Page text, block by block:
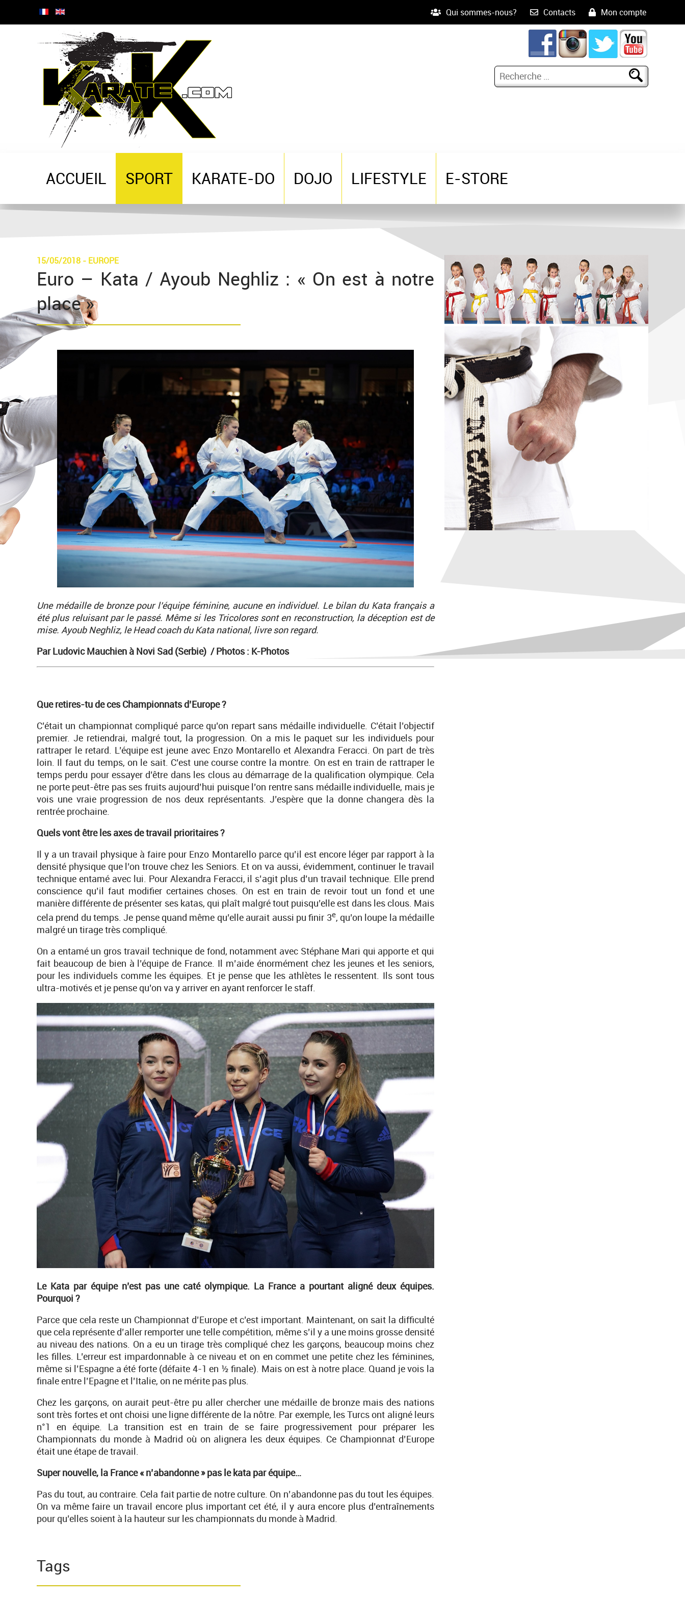
Qui sommes-nous? Contacts Mon compte
ACCUEIL SPORT KARATE-DO DOJO LIFESTYLE E-STORE
15/05/2018 - EUROPE
Euro – Kata / Ayoub Neghliz : « On est à notre
place »
Une médaille de bronze pour l’équipe féminine, aucune en individuel. Le bilan du Kata français a
été plus reluisant par le passé. Même si les Tricolores sont en reconstruction, la déception est de
mise. Ayoub Neghliz, le Head coach du Kata national, livre son regard.
Par Ludovic Mauchien à Novi Sad (Serbie) / Photos : K-Photos
Que retires-tu de ces Championnats d’Europe ?
C’était un championnat compliqué parce qu’on repart sans médaille individuelle. C’était l’objectif
premier. Je retiendrai, malgré tout, la progression. On a mis le paquet sur les individuels pour
rattraper le retard. L’équipe est jeune avec Enzo Montarello et Alexandra Feracci. On part de très
loin. Il faut du temps, on le sait. C’est une course contre la montre. On est en train de rattraper le
temps perdu pour essayer d’être dans les clous au démarrage de la qualification olympique. Cela
ne porte peut-être pas ses fruits aujourd’hui puisque l’on rentre sans médaille individuelle, mais je
vois une vraie progression de nos deux représentants. J’espère que la donne changera dès la
rentrée prochaine.
Quels vont être les axes de travail prioritaires ?
Il y a un travail physique à faire pour Enzo Montarello parce qu’il est encore léger par rapport à la
densité physique que l’on trouve chez les Seniors. Et on va aussi, évidemment, continuer le travail
technique entamé avec lui. Pour Alexandra Feracci, il s’agit plus d’un travail technique. Elle prend
conscience qu’il faut modifier certaines choses. On est en train de revoir tout un fond et une
manière différente de présenter ses katas, qui plaît malgré tout puisqu’elle est dans les clous. Mais
cela prend du temps. Je pense quand même qu’elle aurait aussi pu finir 3e, qu’on loupe la médaille
malgré un tirage très compliqué.
On a entamé un gros travail technique de fond, notamment avec Stéphane Mari qui apporte et qui
fait beaucoup de bien à l’équipe de France. Il m’aide énormément chez les jeunes et les seniors,
pour les individuels comme les équipes. Et je pense que les athlètes le ressentent. Ils sont tous
ultra-motivés et je pense qu’on va y arriver en ayant renforcer le staff.
Le Kata par équipe n’est pas une caté olympique. La France a pourtant aligné deux équipes.
Pourquoi ?
Parce que cela reste un Championnat d’Europe et c’est important. Maintenant, on sait la difficulté
que cela représente d’aller remporter une telle compétition, même s’il y a une moins grosse densité
au niveau des nations. On a eu un tirage très compliqué chez les garçons, beaucoup moins chez
les filles. L’erreur est impardonnable à ce niveau et on en commet une petite chez les féminines,
même si l’Espagne a été forte (défaite 4-1 en ½ finale). Mais on est à notre place. Quand je vois la
finale entre l’Epagne et l’Italie, on ne mérite pas plus.
Chez les garçons, on aurait peut-être pu aller chercher une médaille de bronze mais des nations
sont très fortes et ont choisi une ligne différente de la nôtre. Par exemple, les Turcs ont aligné leurs
n°1 en équipe. La transition est en train de se faire progressivement pour préparer les
Championnats du monde à Madrid où on alignera les deux équipes. Ce Championnat d’Europe
était une étape de travail.
Super nouvelle, la France « n’abandonne » pas le kata par équipe…
Pas du tout, au contraire. Cela fait partie de notre culture. On n’abandonne pas du tout les équipes.
On va même faire un travail encore plus important cet été, il y aura encore plus d’entraînements
pour qu’elles soient à la hauteur sur les championnats du monde à Madrid.
Tags